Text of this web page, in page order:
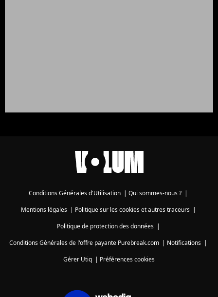
Conditions Générales d'Utilisation | Qui sommes-nous ? |
Mentions légales| Politique sur les cookies et autres traceurs|
Politique de protection des données|
Conditions Générales de l'offre payante Purebreak.com | Notifications |
Gérer Utiq | Préférences cookies